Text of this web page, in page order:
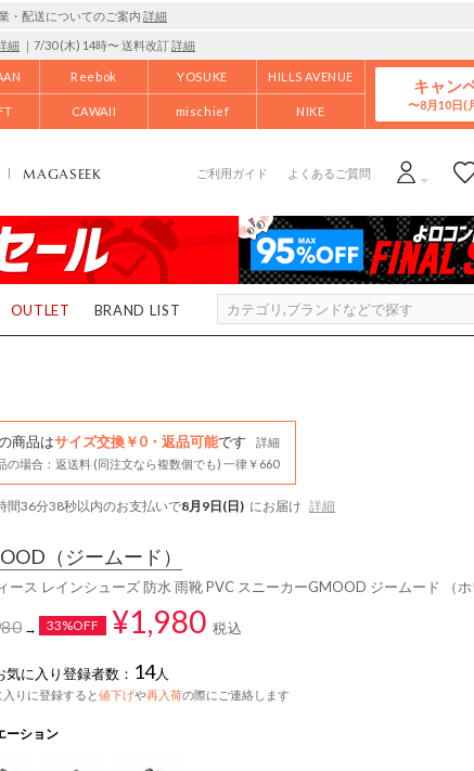
・配送についてのご案内 詳細
細 ｜7/30 (木) 14時〜 送料改訂詳細
Reebok YOSUKE HILLS AVENUE
CAWAII mischief NIKE
キャン
8月10日(
MAGASEEK ご利用ガイド よくあるご質問
OUTLET BRAND LIST
商品はサイズ交換￥0・返品可能です
詳細
の場合：返送料 (同注文なら複数個でも) 一律￥660
間36分37秒以内のお支払いで8月9日(日) にお届け 詳細
（ジームード）
ース レインシューズ 防水 雨靴 PVC スニーカーGMOOD ジームード （ホ
→ 33%OFF ¥1,980 税込
気に入り登録者数： 14人
入りに登録すると値下げや再入荷の際にご連絡します
ーション